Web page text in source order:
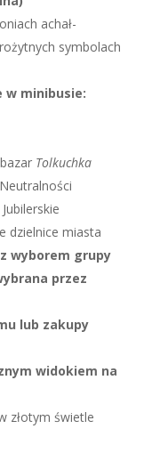
achał-
symbolach
w minibusie:
Tolkuchka
dzielnice miasta
wyborem grupy
przez
lub zakupy
widokiem na
złotym świetle